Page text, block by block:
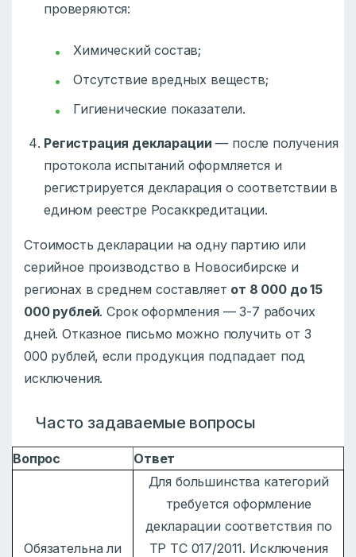
проверяются:
Химический состав;
Отсутствие вредных веществ;
Гигиенические показатели.
Регистрация декларации — после получения
протокола испытаний оформляется и
регистрируется декларация о соответствии в
едином реестре Росаккредитации.
Стоимость декларации на одну партию или
серийное производство в Новосибирске и
регионах в среднем составляет от 8 000 до 15
000 рублей. Срок оформления — 3-7 рабочих
дней. Отказное письмо можно получить от 3
000 рублей, если продукция подпадает под
исключения.
Часто задаваемые вопросы
Вопрос Ответ
Обязательна ли
Для большинства категорий
требуется оформление
декларации соответствия по
ТР ТС 017/2011. Исключения